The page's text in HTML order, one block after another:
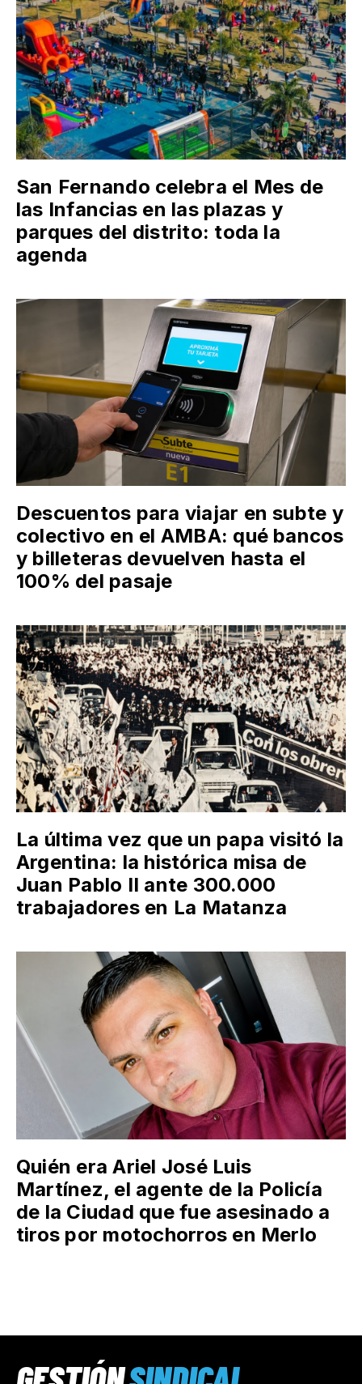
San Fernando celebra el Mes de
las Infancias en las plazas y
parques del distrito: toda la
agenda
Descuentos para viajar en subte y
colectivo en el AMBA: qué bancos
y billeteras devuelven hasta el
100% del pasaje
La última vez que un papa visitó la
Argentina: la histórica misa de
Juan Pablo II ante 300.000
trabajadores en La Matanza
Quién era Ariel José Luis
Martínez, el agente de la Policía
de la Ciudad que fue asesinado a
tiros por motochorros en Merlo